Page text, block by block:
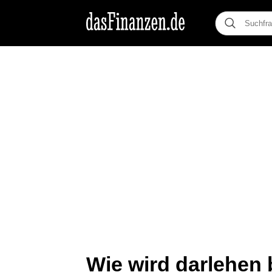
Wie wird darlehen